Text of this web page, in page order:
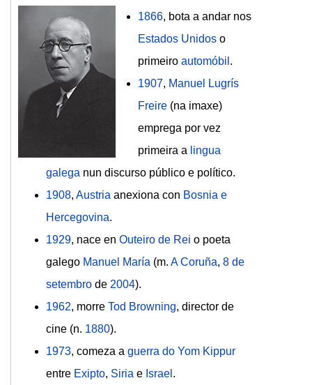
1866, bota a andar nos
Estados Unidos o
primeiro automóbil .
1907, Manuel Lugrís
Freire (na imaxe)
emprega por vez
primeira a lingua
galega nun discurso público e político.
1908, Austria anexiona con Bosnia e
Hercegovina.
1929, nace en Outeiro de Rei o poeta
galego Manuel María (m. A Coruña, 8 de
setembro de 2004).
1962, morre Tod Browning, director de
cine (n. 1880).
1973, comeza a guerra do Yom Kippur
entre Exipto, Siria e Israel .